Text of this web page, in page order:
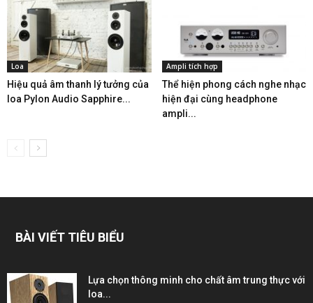
Loa
Hiệu quả âm thanh lý tưởng của
loa Pylon Audio Sapphire...
Ampli tích hợp
Thể hiện phong cách nghe nhạc
hiện đại cùng headphone
ampli...
BÀI VIẾT TIÊU BIỂU
Lựa chọn thông minh cho chất âm trung thực với
loa...